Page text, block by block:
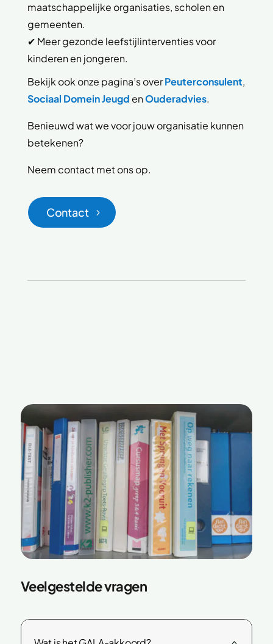
maatschappelijke organisaties, scholen en
gemeenten.
✔ Meer gezonde leefstijlinterventies voor
kinderen en jongeren.
Bekijk ook onze pagina’s overPeuterconsulent,
Sociaal Domein Jeugd enOuderadvies.
Benieuwd wat we voor jouw organisatie kunnen
betekenen?
Neem contact met ons op.
Contact
Veelgestelde vragen